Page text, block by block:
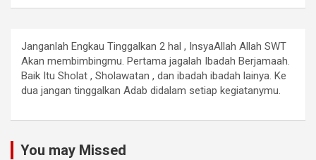
Janganlah Engkau Tinggalkan 2 hal , InsyaAllah Allah SWT
Akan membimbingmu. Pertama jagalah Ibadah Berjamaah.
Baik Itu Sholat , Sholawatan , dan ibadah ibadah lainya. Ke
dua jangan tinggalkan Adab didalam setiap kegiatanymu.
You may Missed